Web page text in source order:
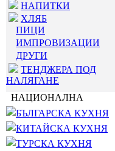
НАПИТКИ
ХЛЯБ
ПИЦИ
ИМПРОВИЗАЦИИ
ДРУГИ
ТЕНДЖЕРА ПОД
НАЛЯГАНЕ
НАЦИОНАЛНА
БЪЛГАРСКА КУХНЯ
КИТАЙСКА КУХНЯ
ТУРСКА КУХНЯ